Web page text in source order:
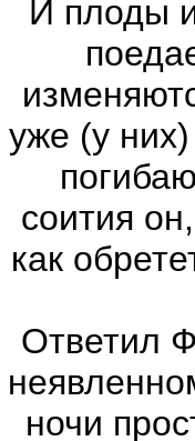
И плоды
уже (у
соития
как
Ответил
ночи